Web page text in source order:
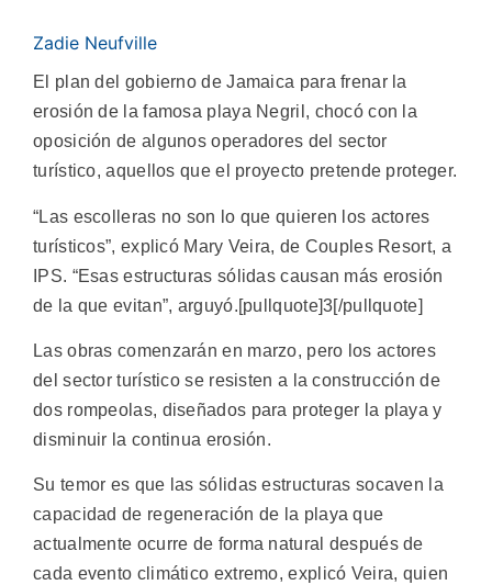
Zadie Neufville
El plan del gobierno de Jamaica para frenar la
erosión de la famosa playa Negril, chocó con la
oposición de algunos operadores del sector
turístico, aquellos que el proyecto pretende proteger.
“Las escolleras no son lo que quieren los actores
turísticos”, explicó Mary Veira, de Couples Resort, a
IPS. “Esas estructuras sólidas causan más erosión
de la que evitan”, arguyó.[pullquote]3[/pullquote]
Las obras comenzarán en marzo, pero los actores
del sector turístico se resisten a la construcción de
dos rompeolas, diseñados para proteger la playa y
disminuir la continua erosión.
Su temor es que las sólidas estructuras socaven la
capacidad de regeneración de la playa que
actualmente ocurre de forma natural después de
cada evento climático extremo, explicó Veira, quien